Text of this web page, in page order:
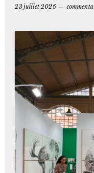
23 juillet 2026